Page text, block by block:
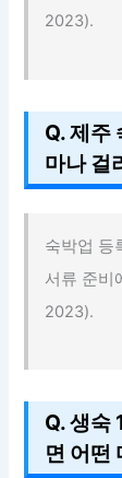
2023).
Q. 제주
마나 걸
숙박업 등
서류 준비
2023).
Q. 생숙
면 어떤